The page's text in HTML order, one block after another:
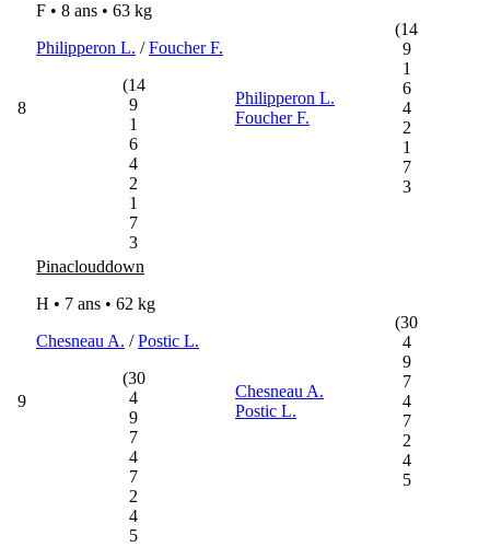
8
F • 8 ans • 63 kg
Philipperon L. /Foucher F.
(14
9
1
6
4
2
1
7
3
Philipperon L.
Foucher F.
(14
9
1
6
4
2
1
7
3
9
Pinaclouddown
H • 7 ans • 62 kg
Chesneau A. /Postic L.
(30
4
9
7
4
7
2
4
5
Chesneau A.
Postic L.
(30
4
9
7
4
7
2
4
5